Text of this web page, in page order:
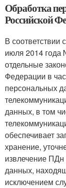
Обработка
Российской
В соответствии
июля 2014
отдельные
Федерации в
персональных
данных, в том
обеспечивает
хранение,
извлечение
данных,
исключением